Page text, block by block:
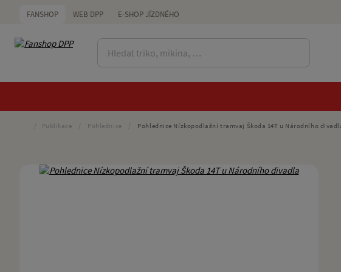
FANSHOP WEB DPP E-SHOP JÍZDNÉHO
Publikace Pohlednice Pohlednice Nízkopodlažní tramvaj Škoda 14T u Národního